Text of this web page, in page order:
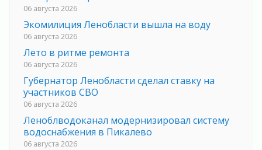
06 августа 2026
Экомилиция Ленобласти вышла на воду
06 августа 2026
Лето в ритме ремонта
06 августа 2026
Губернатор Ленобласти сделал ставку на
участников СВО
06 августа 2026
Леноблводоканал модернизировал систему
водоснабжения в Пикалево
06 августа 2026